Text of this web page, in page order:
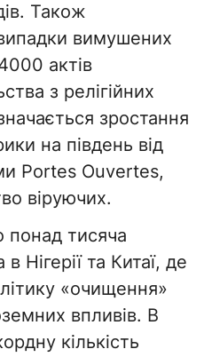
Також
вимушених
актів
з релігійних
зростання
на південь від
Portes Ouvertes,
віруючих.
понад тисяча
Нігерії та Китаї, де
«очищення»
впливів. В
кількість